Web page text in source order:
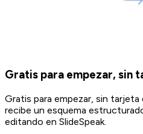
Gratis para empezar, sin
Gratis para empezar, sin
recibe un esquema
editando en SlideSpeak.